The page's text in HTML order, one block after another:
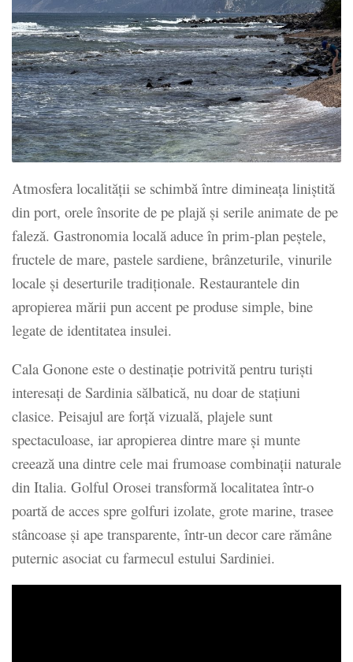
Atmosfera localității se schimbă între dimineața liniștită
din port, orele însorite de pe plajă și serile animate de pe
faleză. Gastronomia locală aduce în prim-plan peștele,
fructele de mare, pastele sardiene, brânzeturile, vinurile
locale și deserturile tradiționale. Restaurantele din
apropierea mării pun accent pe produse simple, bine
legate de identitatea insulei.
Cala Gonone este o destinație potrivită pentru turiști
interesați de Sardinia sălbatică, nu doar de stațiuni
clasice. Peisajul are forță vizuală, plajele sunt
spectaculoase, iar apropierea dintre mare și munte
creează una dintre cele mai frumoase combinații naturale
din Italia. Golful Orosei transformă localitatea într-o
poartă de acces spre golfuri izolate, grote marine, trasee
stâncoase și ape transparente, într-un decor care rămâne
puternic asociat cu farmecul estului Sardiniei.